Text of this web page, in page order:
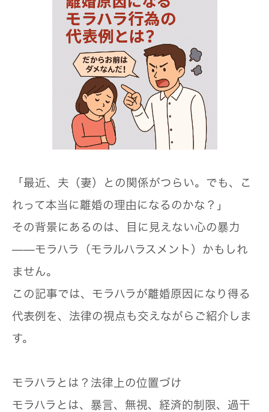
「最近、夫（妻）との関係がつらい。でも、こ
れって本当に離婚の理由になるのかな？」
その背景にあるのは、目に見えない心の暴力
——モラハラ（モラルハラスメント）かもしれ
ません。
この記事では、 モラハラが離婚原因になり得る
代表例 を、法律の視点も交えながらご紹介しま
す。
モラハラとは？法律上の位置づけ
モラハラとは、暴言、無視、経済的制限、過干